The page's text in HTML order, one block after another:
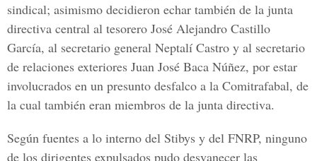
sindical; asimismo decidieron echar también de la junta
directiva central al tesorero José Alejandro Castillo
García, al secretario general Neptalí Castro y al secretario
de relaciones exteriores Juan José Baca Núñez, por estar
involucrados en un presunto desfalco a la Comitrafabal, de
la cual también eran miembros de la junta directiva.
Según fuentes a lo interno del Stibys y del FNRP, ninguno
de los dirigentes expulsados pudo desvanecer las